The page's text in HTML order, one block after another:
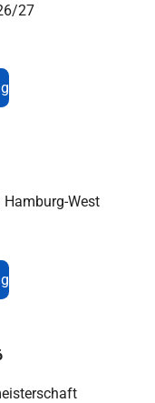
27
West